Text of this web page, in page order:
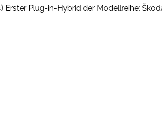
Plug-in-Hybrid der Modellreihe: